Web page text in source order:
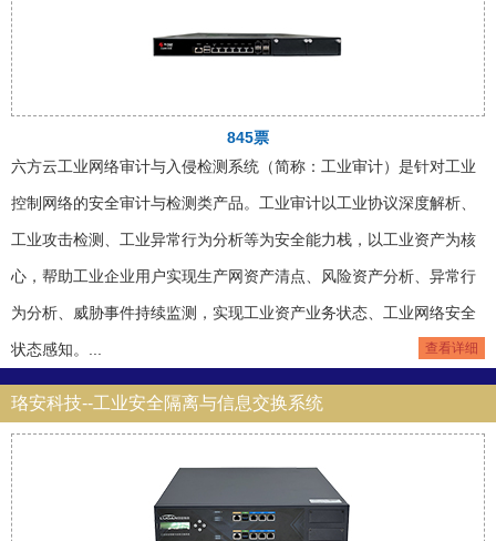
845票
六方云工业网络审计与入侵检测系统（简称：工业审计）是针对工业
控制网络的安全审计与检测类产品。工业审计以工业协议深度解析、
工业攻击检测、工业异常行为分析等为安全能力栈，以工业资产为核
心，帮助工业企业用户实现生产网资产清点、风险资产分析、异常行
为分析、威胁事件持续监测，实现工业资产业务状态、工业网络安全
状态感知。... 查看详细
珞安科技--工业安全隔离与信息交换系统